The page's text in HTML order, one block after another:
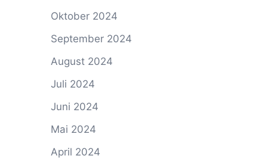
Oktober 2024
September 2024
August 2024
Juli 2024
Juni 2024
Mai 2024
April 2024